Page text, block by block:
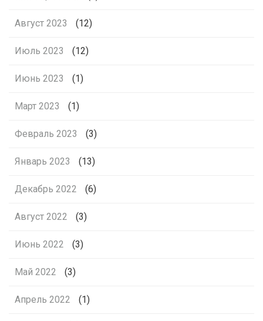
Август 2023 (12)
Июль 2023 (12)
Июнь 2023 (1)
Март 2023 (1)
Февраль 2023 (3)
Январь 2023 (13)
Декабрь 2022 (6)
Август 2022 (3)
Июнь 2022 (3)
Май 2022 (3)
Апрель 2022 (1)